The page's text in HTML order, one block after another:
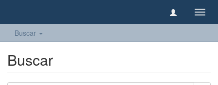
Buscar
Buscar